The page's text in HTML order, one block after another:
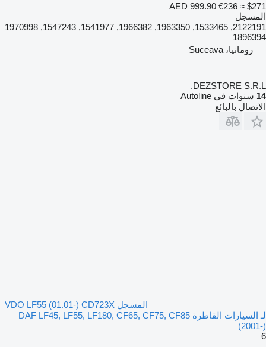
AED 999.90 €236 ≈ $271
المسجل
2122191, 1533465, 1963350, 1966382, 1541977, 1547243, 1970998
1896394
رومانيا، Suceava
DEZSTORE S.R.L.
14 سنوات في Autoline
الاتصال بالبائع
المسجل VDO LF55 (01.01-) CD723X
لـ السيارات القاطرة DAF LF45, LF55, LF180, CF65, CF75, CF85
(2001-)
6